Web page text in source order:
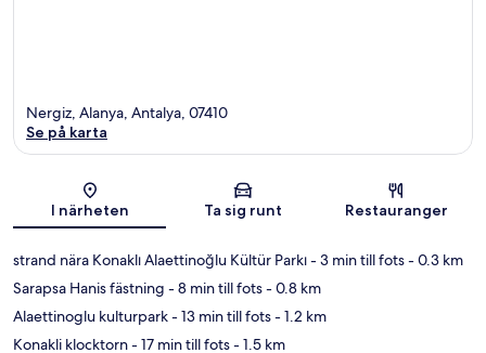
Karta
Nergiz, Alanya, Antalya, 07410
Se på karta
I närheten Ta sig runt Restauranger
strand nära Konaklı Alaettinoğlu Kültür Parkı- 3 min till fots- 0.3 km
Sarapsa Hanis fästning - 8 min till fots- 0.8 km
Alaettinoglu kulturpark- 13 min till fots- 1.2 km
Konakli klocktorn- 17 min till fots- 1.5 km